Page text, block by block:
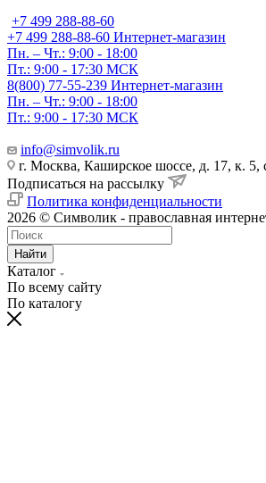
+7 499 288-88-60
+7 499 288-88-60 Интернет-магазин
Пн. – Чт.: 9:00 - 18:00
Пт.: 9:00 - 17:30 МСК
8(800) 77-55-239 Интернет-магазин
Пн. – Чт.: 9:00 - 18:00
Пт.: 9:00 - 17:30 МСК
info@simvolik.ru
г. Москва, Каширское шоссе, д. 17, к. 5,
Подписаться на рассылку
Политика конфиденциальности
2026 © Символик - православная
Найти
Каталог
По всему сайту
По каталогу